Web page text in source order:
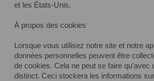
et les États-Unis.
À propos des cookies
Lorsque vous utilisez notre site et notre
données personnelles peuvent être
de cookies. Cela ne peut se faire qu'avec
distinct. Ceci stockera les informations